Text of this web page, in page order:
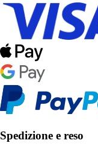
Spedizione e reso